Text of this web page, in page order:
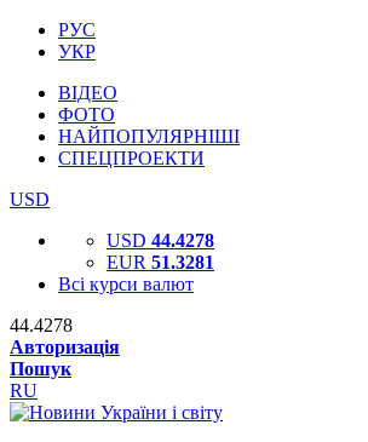
РУС
УКР
ВІДЕО
ФОТО
НАЙПОПУЛЯРНІШІ
СПЕЦПРОЕКТИ
USD
USD 44.4278
EUR 51.3281
Всі курси валют
44.4278
Авторизація
Пошук
RU